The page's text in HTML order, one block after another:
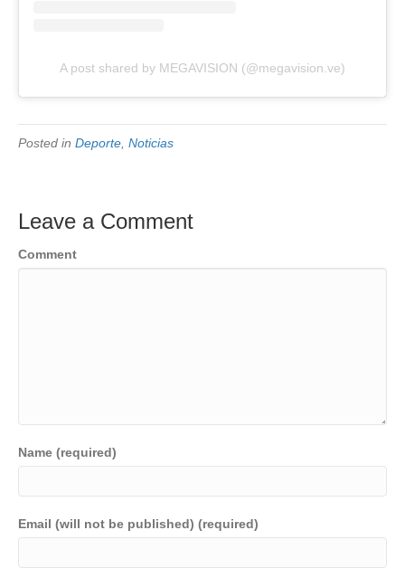
A post shared by MEGAVISION (@megavision.ve)
Posted in Deporte Noticias
Leave a Comment
Comment
Name (required)
Email (will not be published) (required)